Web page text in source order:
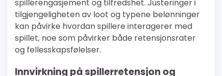
spillerengasjement og tilfredshet. Justeringer i
tilgjengeligheten av loot og typene belønninger
kan påvirke hvordan spillere interagerer med
spillet, noe som påvirker både retensjonsrater
og fellesskapsfølelser.
Innvirkning på spillerretensjon og